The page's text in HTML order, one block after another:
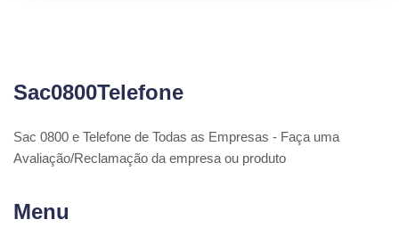
Sac0800Telefone
Sac 0800 e Telefone de Todas as Empresas - Faça uma
Avaliação/Reclamação da empresa ou produto
Menu